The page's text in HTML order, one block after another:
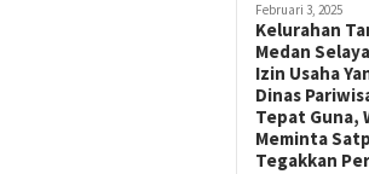
Februari 3, 2025
Kelurahan
Medan
Izin Usaha
Dinas
Tepat Guna,
Meminta
Tegakkan